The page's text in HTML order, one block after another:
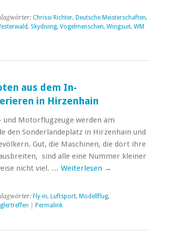
Chrissi Richter, Deutsche Meisterschaften,
, Skydiving, Vogelmenschen, Wingsuit, WM
aus dem In-
in Hirzenhain
Motorflugzeuge werden am
den Sonderlandeplatz in Hirzenhain und
Gut, die Maschinen, die dort ihre
sind alle eine Nummer kleiner
nicht viel. … Weiterlesen →
Fly-in, Luftsport, Modellflug,
Permalink